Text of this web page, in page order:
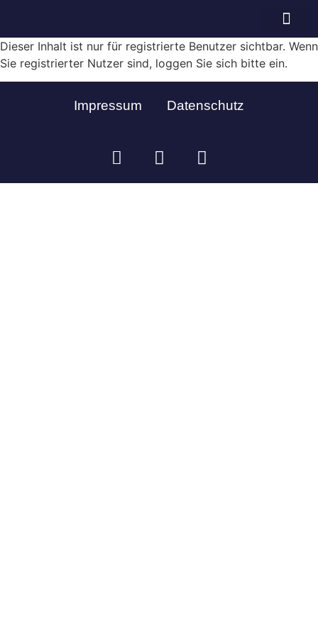
Dieser Inhalt ist nur für registrierte Benutzer sichtbar. Wenn
Sie registrierter Nutzer sind, loggen Sie sich bitte ein.
Impressum Datenschutz